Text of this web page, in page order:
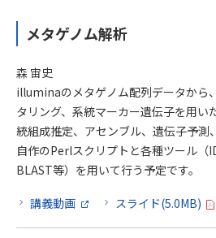
メタゲノム解析
森 宙史
illuminaのメタゲノム配列データから
タリング、系統マーカー遺伝子を用い
統組成推定、アセンブル、遺伝子予測
自作のPerlスクリプトと各種ツール
BLAST等）を用いて行う予定です。
講義動画 スライド(5.0MB)